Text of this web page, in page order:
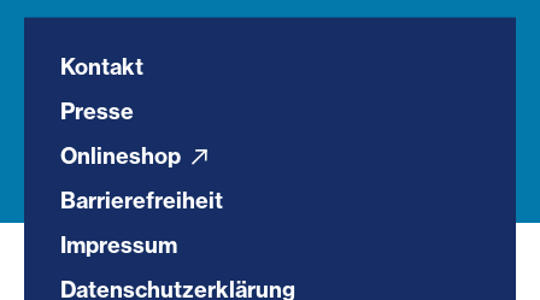
Kontakt
Presse
Onlineshop
Barrierefreiheit
Impressum
Datenschutzerklärung